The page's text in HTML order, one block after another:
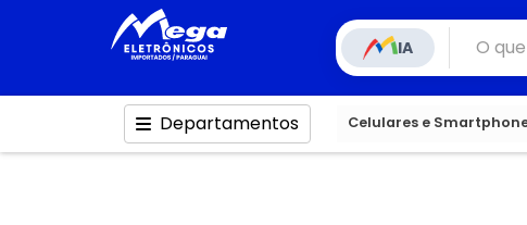
IA
Departamentos Celulares e